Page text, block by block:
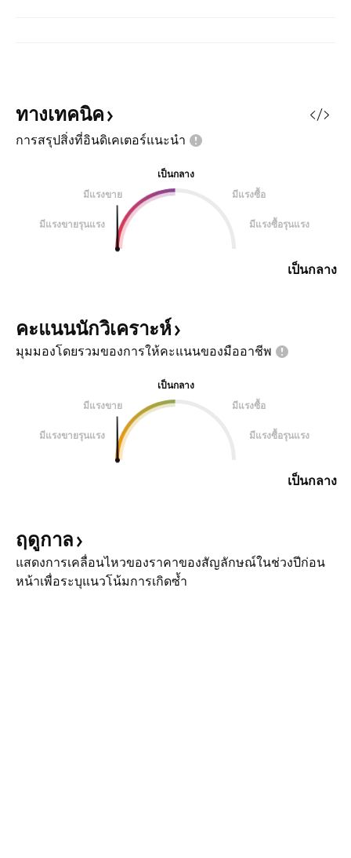
ทางเทคนิค
การสรุปสิ่งที่อินดิเคเตอร์แนะนำ
เป็นกลาง
มีแรงขาย
มีแรงซื้อ
มีแรงขายรุนแรง มีแรงซื้อรุนแรง
เป็นกลาง
คะแนนนักวิเคราะห์
มุมมองโดยรวมของการให้คะแนนของมืออาชีพ
เป็นกลาง
มีแรงขาย
มีแรงซื้อ
มีแรงขายรุนแรง มีแรงซื้อรุนแรง
เป็นกลาง
ฤดูกาล
แสดงการเคลื่อนไหวของราคาของสัญลักษณ์ในช่วงปีก่อน
หน้าเพื่อระบุแนวโน้มการเกิดซ้ำ